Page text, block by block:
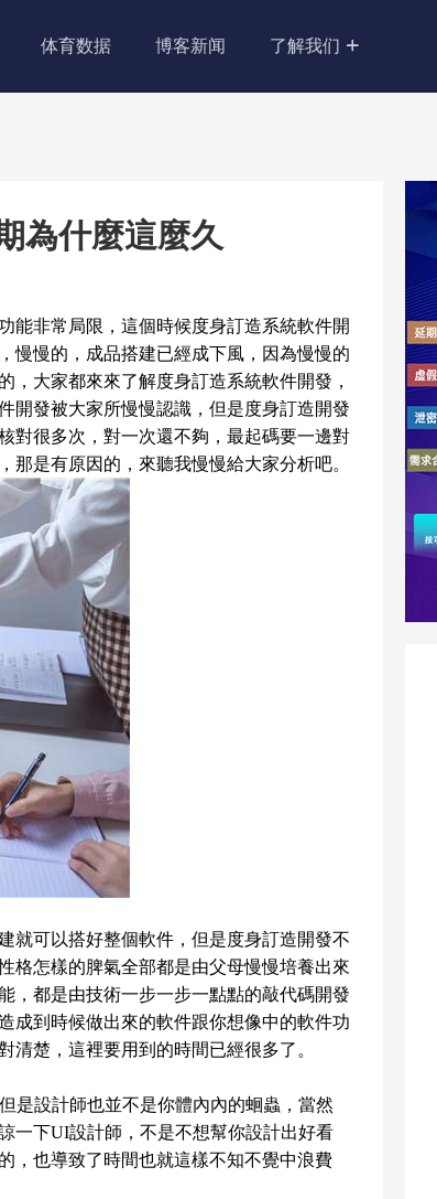
体育数据 博客新闻 了解我们
為什麼這麼久
能非常局限，這個時候度身訂造系統軟件開
慢慢的，成品搭建已經成下風，因為慢慢的
，大家都來來了解度身訂造系統軟件開發，
開發被大家所慢慢認識，但是度身訂造開發
對很多次，對一次還不夠，最起碼要一邊對
是有原因的，來聽我慢慢給大家分析吧。
就可以搭好整個軟件，但是度身訂造開發不
格怎樣的脾氣全部都是由父母慢慢培養出來
，都是由技術一步一步一點點的敲代碼開發
成到時候做出來的軟件跟你想像中的軟件功
楚，這裡要用到的時間已經很多了。
是設計師也並不是你體內內的蛔蟲，當然
一下UI設計師，不是不想幫你設計出好看
，也導致了時間也就這樣不知不覺中浪費